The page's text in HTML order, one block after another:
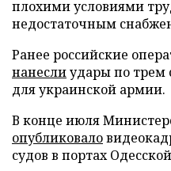
плохими условиями
недостаточным
Ранее российские
нанеслиудары по трем
для украинской армии.
В конце июля
опубликовало
судов в портах